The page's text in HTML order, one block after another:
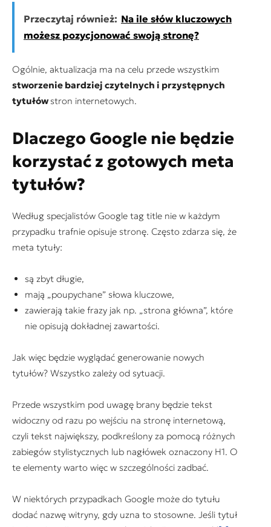
Przeczytaj również: Na ile słów kluczowych
możesz pozycjonować swoją stronę?
Ogólnie, aktualizacja ma na celu przede wszystkim
stworzenie bardziej czytelnych i przystępnych
tytułówstron internetowych.
Dlaczego Google nie będzie
korzystać z gotowych meta
tytułów?
Według specjalistów Google tag title nie w każdym
przypadku trafnie opisuje stronę. Często zdarza się, że
meta tytuły:
są zbyt długie,
mają „poupychane” słowa kluczowe,
zawierają takie frazy jak np. „strona główna”, które
nie opisują dokładnej zawartości.
Jak więc będzie wyglądać generowanie nowych
tytułów? Wszystko zależy od sytuacji.
Przede wszystkim pod uwagę brany będzie tekst
widoczny od razu po wejściu na stronę internetową,
czyli tekst największy, podkreślony za pomocą różnych
zabiegów stylistycznych lub nagłówek oznaczony H1. O
te elementy warto więc w szczególności zadbać.
W niektórych przypadkach Google może do tytułu
dodać nazwę witryny, gdy uzna to stosowne. Jeśli tytuł